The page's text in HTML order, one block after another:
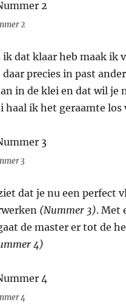
2
ik dat klaar heb maak ik
daar precies in past
in de klei en dat wil je
haal ik het geraamte los
3
dat je nu een perfect
(Nummer 3). Met
de master er tot de
4)
4